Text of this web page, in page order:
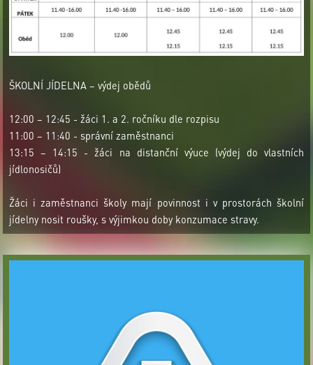
ŠKOLNÍ JÍDELNA – výdej obědů
12:00 – 12:45 - žáci 1. a 2. ročníku dle rozpisu
11:00 – 11:40 - správní zaměstnanci
13:15 – 14:15 - žáci na distanční výuce (výdej do vlastních
jídlonosičů)
Žáci i zaměstnanci školy mají povinnost i v prostorách školní
jídelny nosit roušky, s výjimkou doby konzumace stravy.